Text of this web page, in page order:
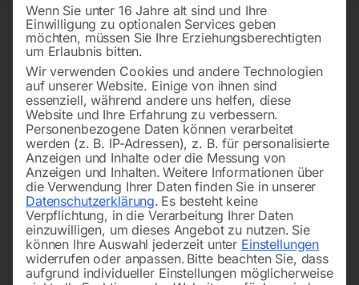
Wenn Sie unter 16 Jahre alt sind und Ihre
Einwilligung zu optionalen Services geben
möchten, müssen Sie Ihre Erziehungsberechtigten
um Erlaubnis bitten.
Wir verwenden Cookies und andere Technologien
auf unserer Website. Einige von ihnen sind
essenziell, während andere uns helfen, diese
Website und Ihre Erfahrung zu verbessern.
Personenbezogene Daten können verarbeitet
werden (z. B. IP-Adressen), z. B. für personalisierte
Anzeigen und Inhalte oder die Messung von
Anzeigen und Inhalten. Weitere Informationen über
die Verwendung Ihrer Daten finden Sie in unserer
Datenschutzerklärung. Es besteht keine
Verpflichtung, in die Verarbeitung Ihrer Daten
einzuwilligen, um dieses Angebot zu nutzen. Sie
können Ihre Auswahl jederzeit unter Einstellungen
widerrufen oder anpassen. Bitte beachten Sie, dass
aufgrund individueller Einstellungen möglicherweise